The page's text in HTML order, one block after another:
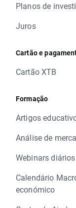
Planos de
Juros
Cartão e
Cartão XTB
Formação
Artigos
Análise de
Webinars diários
Calendário
económico